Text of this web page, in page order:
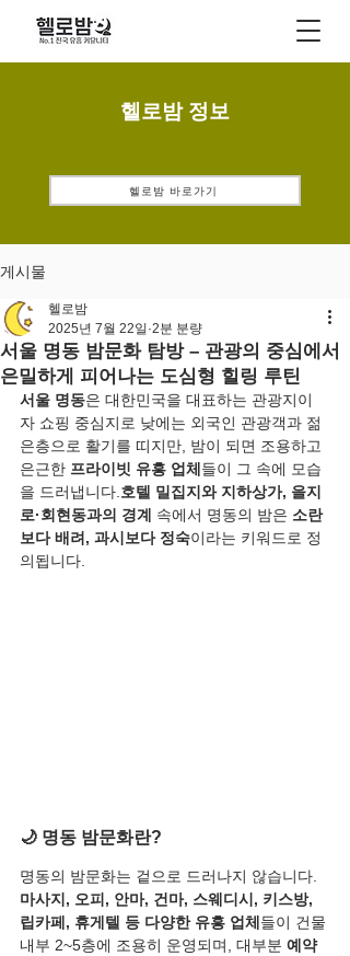
헬로밤 정보
헬로밤 바로가기
게시물
서울 명동 밤문화 탐방 – 관광의 중심에서
은밀하게 피어나는 도심형 힐링 루틴
헬로밤
2025년 7월 22일 2분 분량
서울 명동은 대한민국을 대표하는 관광지이
자 쇼핑 중심지로 낮에는 외국인 관광객과 젊
은층으로 활기를 띠지만, 밤이 되면 조용하고
은근한 프라이빗 유흥 업체 들이 그 속에 모습
을 드러냅니다. 호텔 밀집지와 지하상가, 을지
로·회현동과의 경계 속에서 명동의 밤은 소란
보다 배려, 과시보다 정숙이라는 키워드로 정
의됩니다.
🌙 명동 밤문화란?
명동의 밤문화는 겉으로 드러나지 않습니다.
마사지, 오피, 안마, 건마, 스웨디시, 키스방,
립카페, 휴게텔 등 다양한 유흥 업체 들이 건물
내부 2~5층에 조용히 운영되며, 대부분 예약